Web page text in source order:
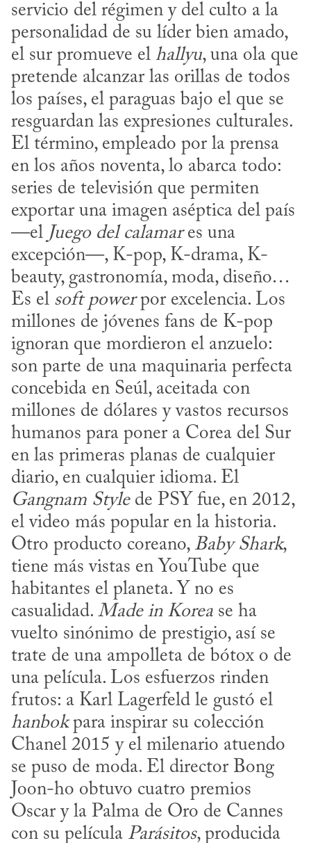
servicio del régimen y del culto a la
personalidad de su líder bien amado,
el sur promueve el hallyu, una ola que
pretende alcanzar las orillas de todos
los países, el paraguas bajo el que se
resguardan las expresiones culturales.
El término, empleado por la prensa
en los años noventa, lo abarca todo:
series de televisión que permiten
exportar una imagen aséptica del país
—el Juego del calamar es una
excepción—, K-pop, K-drama, K-
beauty, gastronomía, moda, diseño…
Es el soft power por excelencia. Los
millones de jóvenes fans de K-pop
ignoran que mordieron el anzuelo:
son parte de una maquinaria perfecta
concebida en Seúl, aceitada con
millones de dólares y vastos recursos
humanos para poner a Corea del Sur
en las primeras planas de cualquier
Gangnam Style de PSY fue, en 2012,
el video más popular en la historia.
Otro producto coreano, Baby Shark,
tiene más vistas en YouTube que
habitantes el planeta. Y no es
casualidad. Made in Korea se ha
vuelto sinónimo de prestigio, así se
trate de una ampolleta de bótox o de
una película. Los esfuerzos rinden
hanbok para inspirar su colección
Chanel 2015 y el milenario atuendo
se puso de moda. El director Bong
Joon-ho obtuvo cuatro premios
Oscar y la Palma de Oro de Cannes
con su película Parásitos, producida